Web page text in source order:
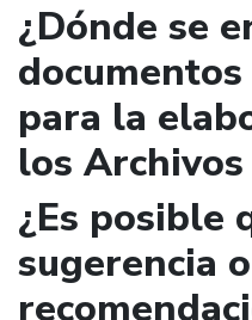
¿Dónde se
para la
los
¿Es posible
sugerencia o